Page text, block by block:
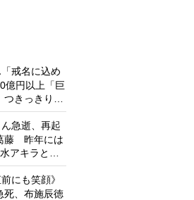
戒名に込め
億円以上「巨
きっきりで
していた元俳
急逝、再起
藤 昨年には
アキラと共
再開に向かっ
念していた
」
にも笑顔》
死、布施辰徳